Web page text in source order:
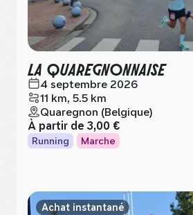
LA QUAREGNONNAISE
4 septembre 2026
11 km, 5.5 km
Quaregnon (Belgique)
À partir de 3,00 €
Running Marche
Achat instantané